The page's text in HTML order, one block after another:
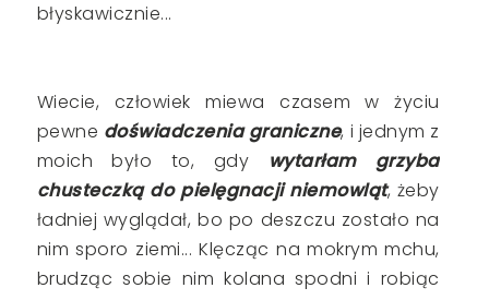
błyskawicznie...
Wiecie, człowiek miewa czasem w życiu
pewne doświadczenia graniczne, i jednym z
moich było to, gdy
wytarłam grzyba
chusteczką do pielęgnacji niemowląt, żeby
ładniej wyglądał, bo po deszczu zostało na
nim sporo ziemi... Klęcząc na mokrym mchu,
brudząc sobie nim kolana spodni i robiąc